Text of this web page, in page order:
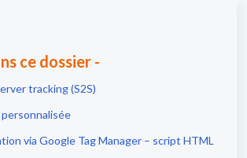
ce dossier -
tracking (S2S)
via Google Tag Manager – script HTML